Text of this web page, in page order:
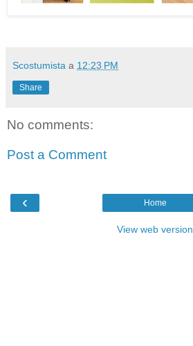
Scostumista a 12:23 PM
Share
No comments:
Post a Comment
‹ Home
View web version